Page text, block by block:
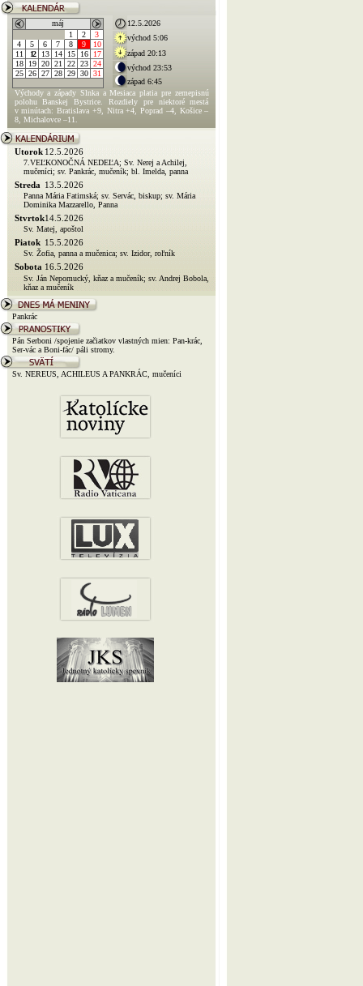
máj
1
2
3
4
5 6 7 8 9
10
11
12 13 14 15 16
17
18
19 20 21 22 23 24
25 26 27 28 29 30 31
12.5.2026
východ 5:06
západ 20:13
východ 23:53
západ 6:45
Východy a západy Slnka a Mesiaca platia pre zemepisnú
polohu Banskej Bystrice. Rozdiely pre niektoré mestá
v minútach: Bratislava +9, Nitra +4, Poprad –4, Košice –
8, Michalovce –11.
Utorok 12.5.2026
7.VEĽKONOČNÁ NEDEĽA; Sv. Nerej a Achilej,
mučeníci; sv. Pankrác, mučeník; bl. Imelda, panna
Streda 13.5.2026
Panna Mária Fatimská; sv. Servác, biskup; sv. Mária
Dominika Mazzarello, Panna
Stvrtok14.5.2026
Sv. Matej, apoštol
Piatok 15.5.2026
Sv. Žofia, panna a mučenica; sv. Izidor, roľník
Sobota 16.5.2026
Sv. Ján Nepomucký, kňaz a mučeník; sv. Andrej Bobola,
kňaz a mučeník
Pankrác
Pán Serboni /spojenie začiatkov vlastných mien: Pan-krác,
Ser-vác a Boni-fác/ páli stromy.
Sv. NEREUS, ACHILEUS A PANKRÁC, mučeníci